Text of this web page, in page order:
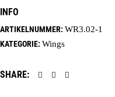
INFO
ARTIKELNUMMER: WR3.02-1
KATEGORIE: Wings
SHARE: